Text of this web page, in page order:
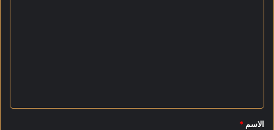
*
الاسم *